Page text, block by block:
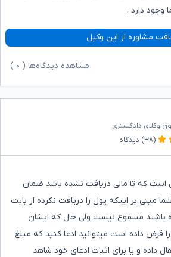
وجود دارد .
مشاوره از این وکیل
مشاهده دیدگاه‌ها ( ۰
وکلای دادگستری
(۳۸) دیدگاه
که تا مالی دریافت نشده باشد ضمان
مبنی بر اینکه پول را دریافت نکرده از بابت
باشید مسموع نیست ولی حال که ایشان
داده است میتوانید ادعا کنید که مبلغ
داده و یا برای اثبات ادعای خود شاهد